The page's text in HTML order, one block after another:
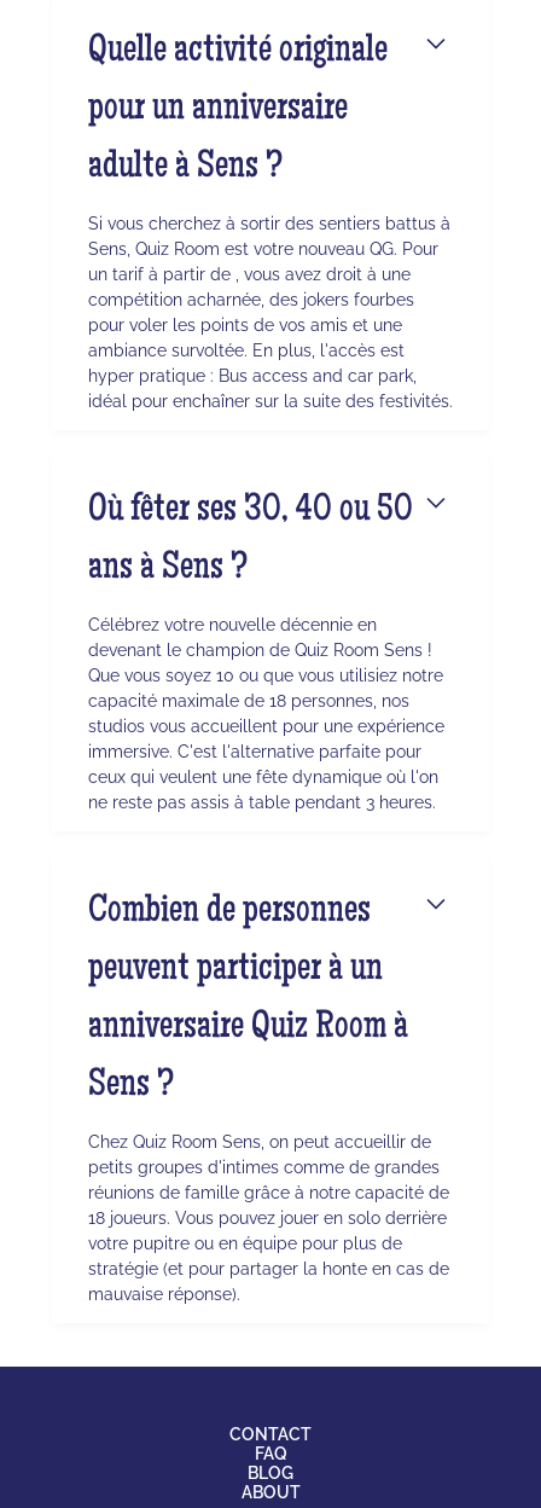
Quelle activité originale
pour un anniversaire
adulte à Sens ?
Si vous cherchez à sortir des sentiers battus à
Sens, Quiz Room est votre nouveau QG. Pour
un tarif à partir de , vous avez droit à une
compétition acharnée, des jokers fourbes
pour voler les points de vos amis et une
ambiance survoltée. En plus, l'accès est
hyper pratique : Bus access and car park,
idéal pour enchaîner sur la suite des festivités.
Où fêter ses 30, 40 ou 50
ans à Sens ?
Célébrez votre nouvelle décennie en
devenant le champion de Quiz Room Sens !
Que vous soyez 10 ou que vous utilisiez notre
capacité maximale de 18 personnes, nos
studios vous accueillent pour une expérience
immersive. C'est l'alternative parfaite pour
ceux qui veulent une fête dynamique où l'on
ne reste pas assis à table pendant 3 heures.
Combien de personnes
peuvent participer à un
anniversaire Quiz Room à
Sens ?
Chez Quiz Room Sens, on peut accueillir de
petits groupes d'intimes comme de grandes
réunions de famille grâce à notre capacité de
18 joueurs. Vous pouvez jouer en solo derrière
votre pupitre ou en équipe pour plus de
stratégie (et pour partager la honte en cas de
mauvaise réponse).
CONTACT
FAQ
BLOG
ABOUT